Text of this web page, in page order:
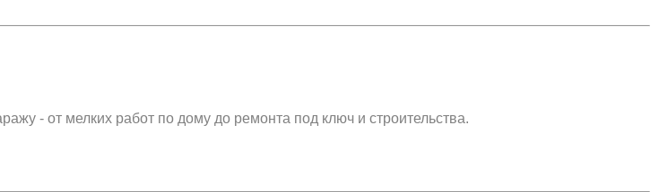
- от мелких работ по дому до ремонта под ключ и строительства.